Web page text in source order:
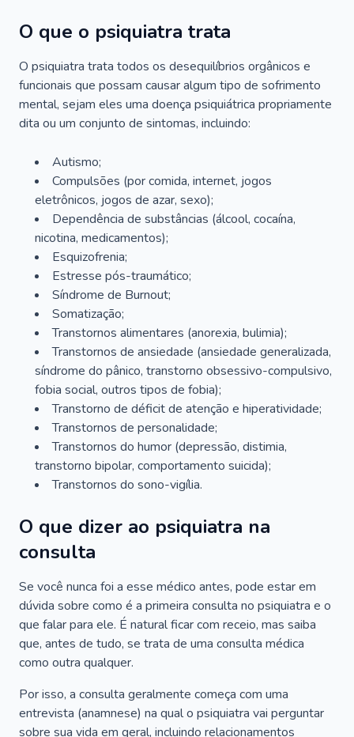
O que o psiquiatra trata
O psiquiatra trata todos os desequilíbrios orgânicos e
funcionais que possam causar algum tipo de sofrimento
mental, sejam eles uma doença psiquiátrica propriamente
dita ou um conjunto de sintomas, incluindo:
Autismo;
Compulsões (por comida, internet, jogos
eletrônicos, jogos de azar, sexo);
Dependência de substâncias (álcool, cocaína,
nicotina, medicamentos);
Esquizofrenia;
Estresse pós-traumático;
Síndrome de Burnout;
Somatização;
Transtornos alimentares (anorexia, bulimia);
Transtornos de ansiedade (ansiedade generalizada,
síndrome do pânico, transtorno obsessivo-compulsivo,
fobia social, outros tipos de fobia);
Transtorno de déficit de atenção e hiperatividade;
Transtornos de personalidade;
Transtornos do humor (depressão, distimia,
transtorno bipolar, comportamento suicida);
Transtornos do sono-vigília.
O que dizer ao psiquiatra na
consulta
Se você nunca foi a esse médico antes, pode estar em
dúvida sobre como é a primeira consulta no psiquiatra e o
que falar para ele. É natural ficar com receio, mas saiba
que, antes de tudo, se trata de uma consulta médica
como outra qualquer.
Por isso, a consulta geralmente começa com uma
entrevista (anamnese) na qual o psiquiatra vai perguntar
sobre sua vida em geral, incluindo relacionamentos